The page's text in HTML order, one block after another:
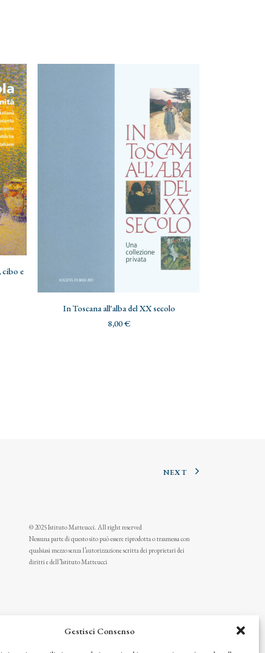
Gestisci Consenso
cibo e
ADD TO CART
In Toscana all'alba del XX secolo
8,00€
NEXT
© 2025 Istituto Matteucci. All right reserved
Nessuna parte di questo sito può essere riprodotta o trasmessa con
qualsiasi mezzo senza l’autorizzazione scritta dei proprietari dei
diritti e dell’Istituto Matteucci